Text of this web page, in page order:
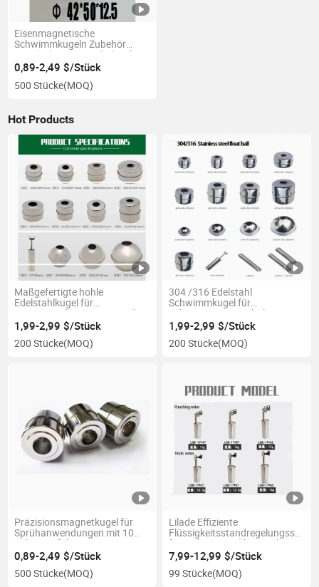
Eisenmagnetische
Schwimmkugeln Zubehör
Kugelschwimmerschalter für
Dampfer 42*50*12
0,89-2,49 $/Stück
500 Stücke(MOQ)
Hot Products
Maßgefertigte hohle
Edelstahlkugel für
Niveauregulierungsanwendungen
1,99-2,99 $/Stück
200 Stücke(MOQ)
304 /316 Edelstahl
Schwimmkugel für
Schwimmniveauschalter
41*27.5*15.5
1,99-2,99 $/Stück
200 Stücke(MOQ)
Präzisionsmagnetkugel für
Sprühanwendungen mit 10
Jahren Erfahrung
0,89-2,49 $/Stück
500 Stücke(MOQ)
Lilade Effiziente
für verbesserte Überwachung
7,99-12,99 $/Stück
99 Stücke(MOQ)